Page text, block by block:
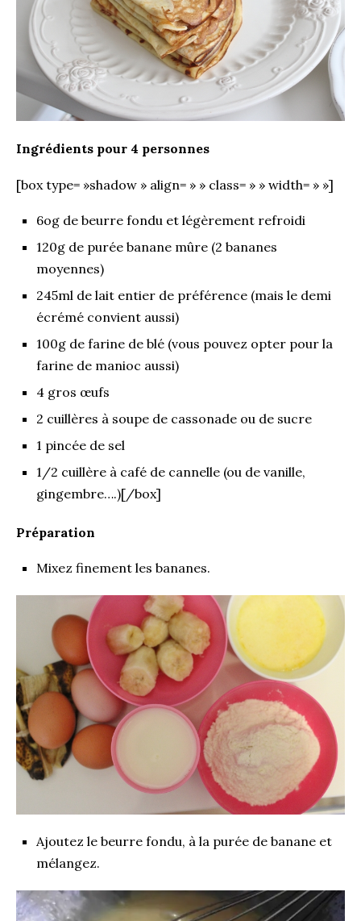
Ingrédients pour 4 personnes
[box type= »shadow » align= » » class= » » width= » »]
6og de beurre fondu et légèrement refroidi
120g de purée banane mûre (2 bananes
moyennes)
245ml de lait entier de préférence (mais le demi
écrémé convient aussi)
100g de farine de blé (vous pouvez opter pour la
farine de manioc aussi)
4 gros œufs
2 cuillères à soupe de cassonade ou de sucre
1 pincée de sel
1/2 cuillère à café de cannelle (ou de vanille,
gingembre….)[/box]
Préparation
Mixez finement les bananes.
Ajoutez le beurre fondu, à la purée de banane et
mélangez.